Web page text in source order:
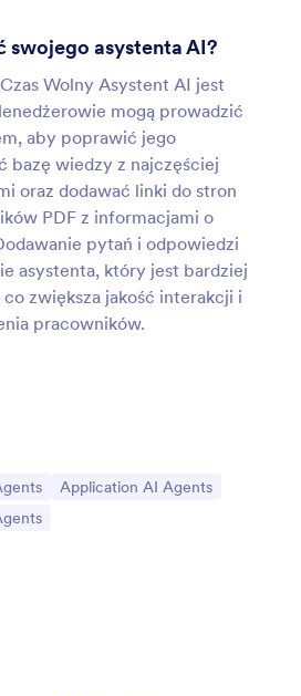
swojego asystenta AI?
Wolny Asystent AI jest
mogą prowadzić
aby poprawić jego
bazę wiedzy z najczęściej
oraz dodawać linki do stron
PDF z informacjami o
pytań i odpowiedzi
asystenta, który jest bardziej
zwiększa jakość interakcji i
pracowników.
Go to Category:
Application AI Agents